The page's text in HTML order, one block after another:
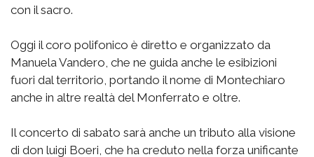
con il sacro.
Oggi il coro polifonico è diretto e organizzato da
Manuela Vandero, che ne guida anche le esibizioni
fuori dal territorio, portando il nome di Montechiaro
anche in altre realtà del Monferrato e oltre.
Il concerto di sabato sarà anche un tributo alla visione
di don luigi Boeri, che ha creduto nella forza unificante